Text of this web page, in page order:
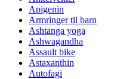
Apigenin
Armringer til barn
Ashtanga yoga
Ashwagandha
Assault bike
Astaxanthin
Autofagi